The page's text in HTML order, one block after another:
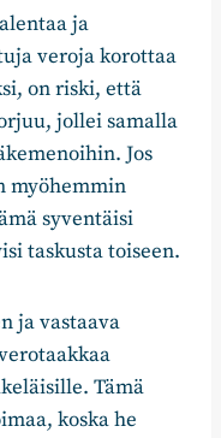
ja
veroja korottaa
on riski, että
jollei samalla
Jos
myöhemmin
syventäisi
taskusta toiseen.
ja vastaava
Tämä
koska he